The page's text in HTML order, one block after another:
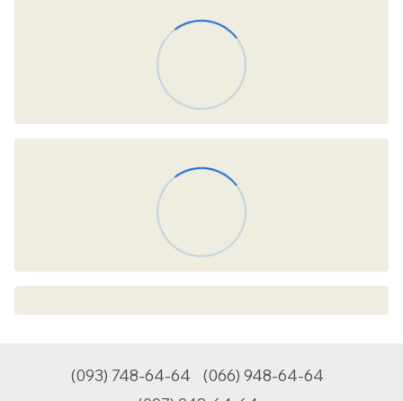
(093) 748-64-64
(066) 948-64-64